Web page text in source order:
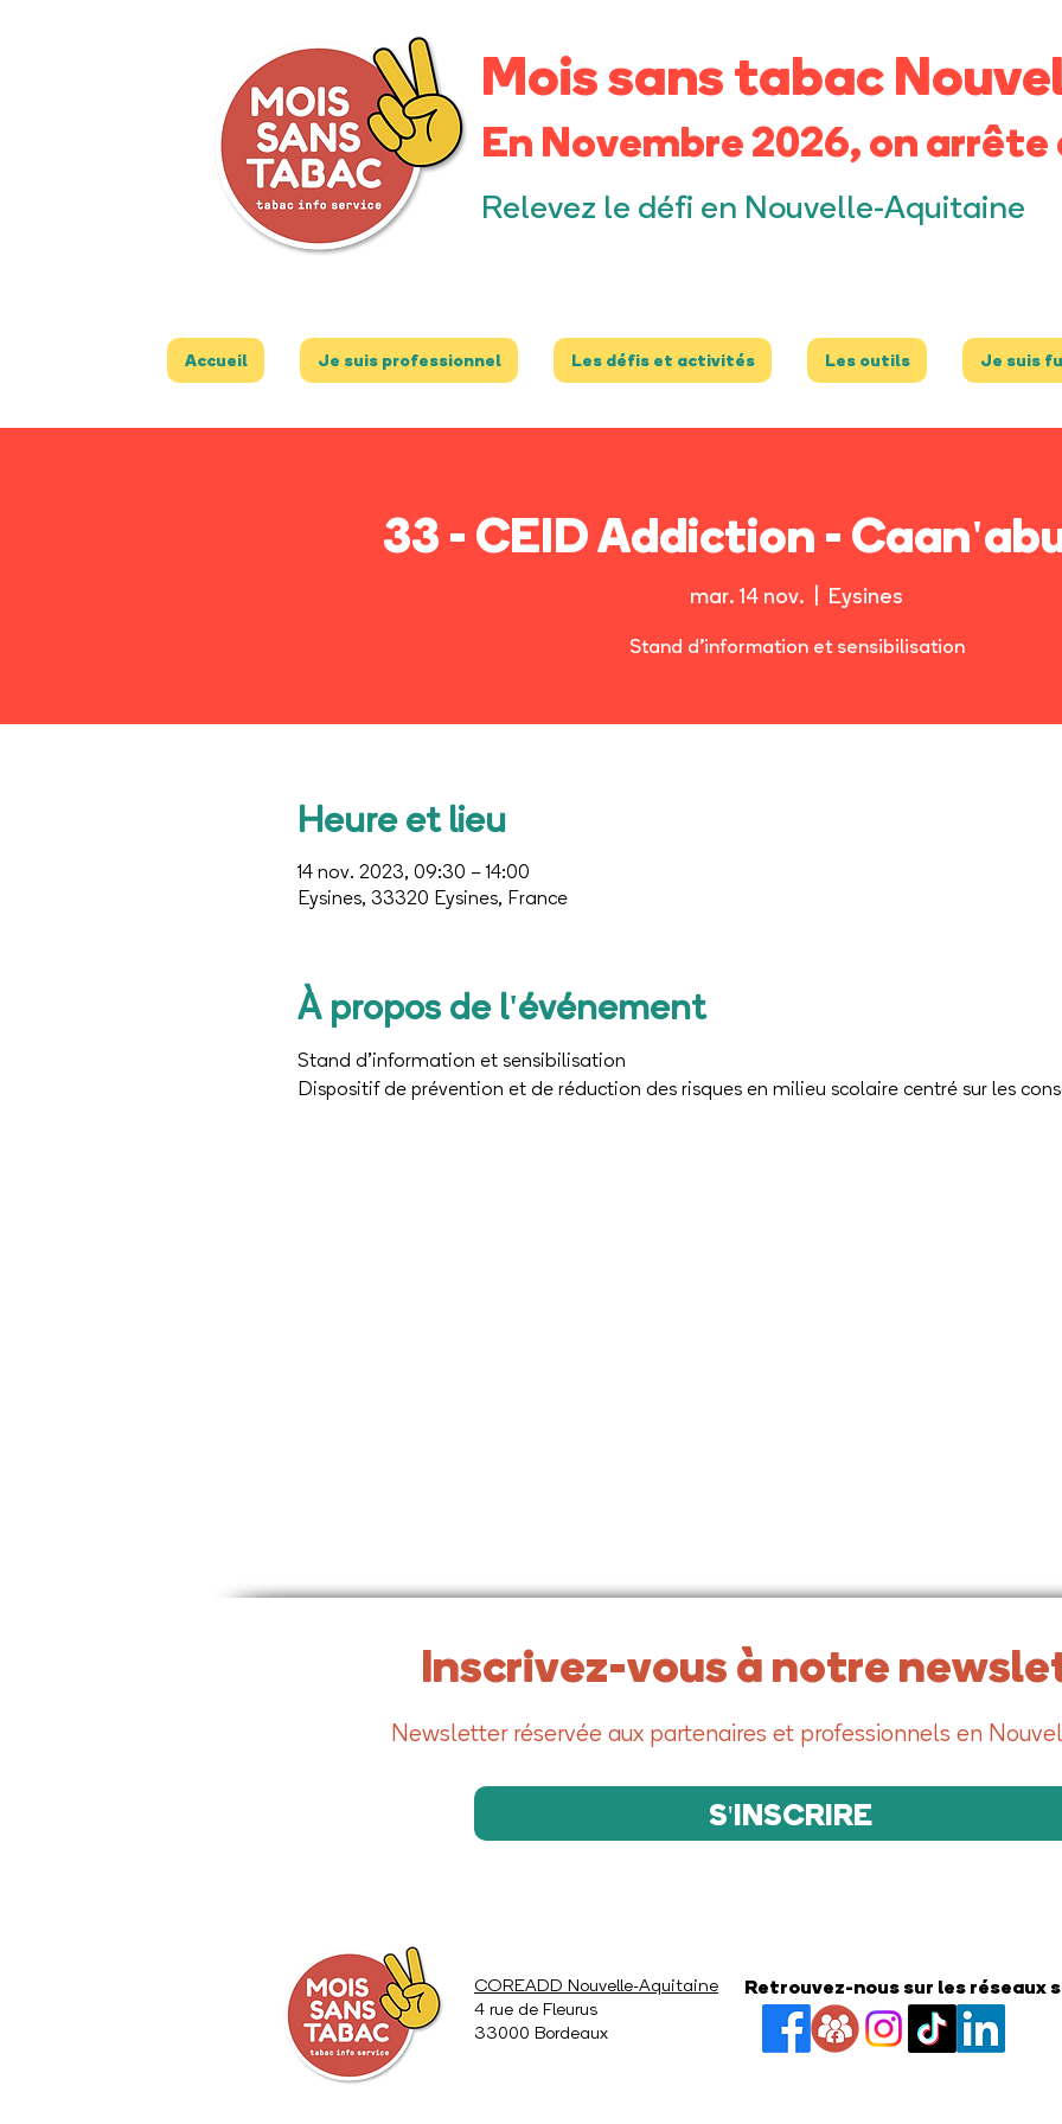
Mois sans tabac
En Novembre 2026, on arrête
Relevez le défi en Nouvelle-Aquitaine
Accueil Je suis professionnel Les défis et activités Les outils Je suis
33 - CEID Addiction -
mar. 14 nov. Eysines
Stand d’information et sensibilisation
Heure et lieu
14 nov. 2023, 09:30 – 14:00
Eysines, 33320 Eysines, France
À propos de l'événement
Stand d’information et sensibilisation
Dispositif de prévention et de réduction des risques en milieu scolaire centré sur les
Inscrivez-vous à notre
Newsletter réservée aux partenaires et professionnels en
S'INSCRIRE
COREADD Nouvelle-Aquitaine
4 rue de Fleurus
33000 Bordeaux
Retrouvez-nous sur les réseaux